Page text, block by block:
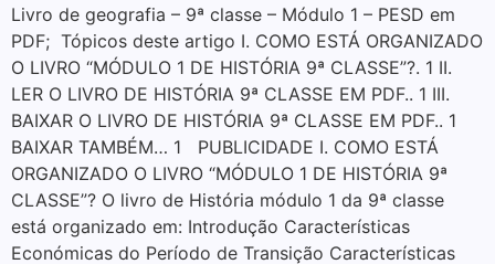
Livro de geografia – 9ª classe – Módulo 1 – PESD em
PDF; Tópicos deste artigo I. COMO ESTÁ ORGANIZADO
O LIVRO “MÓDULO 1 DE HISTÓRIA 9ª CLASSE”?. 1 II.
LER O LIVRO DE HISTÓRIA 9ª CLASSE EM PDF.. 1 III.
BAIXAR O LIVRO DE HISTÓRIA 9ª CLASSE EM PDF.. 1
BAIXAR TAMBÉM… 1 PUBLICIDADE I. COMO ESTÁ
ORGANIZADO O LIVRO “MÓDULO 1 DE HISTÓRIA 9ª
CLASSE”? O livro de História módulo 1 da 9ª classe
está organizado em: Introdução Características
Económicas do Período de Transição Características